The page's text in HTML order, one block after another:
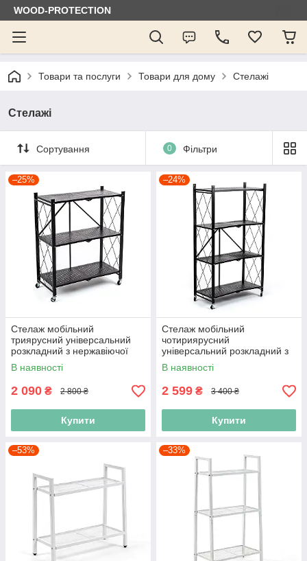
WOOD-PROTECTION
Товари та послуги Товари для дому Стелажі
Стелажі
Сортування 0 Фільтри
–25%
Стелаж мобільний
триярусний універсальний
розкладний з нержавіючої
сталі 89х72х34см Чорний
SW-00002097
В наявності
2 090 ₴ 2 800 ₴
Купити
–24%
Стелаж мобільний
чотириярусний
універсальний розкладний з
нержавіючої сталі
126х72х34см Чорний SW-
В наявності
2 599 ₴ 3 400 ₴
Купити
–53% –33%